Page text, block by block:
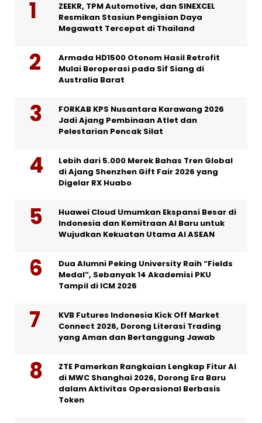
ZEEKR, TPM Automotive, dan SINEXCEL
Resmikan Stasiun Pengisian Daya
Megawatt Tercepat di Thailand
Armada HD1500 Otonom Hasil Retrofit
Mulai Beroperasi pada Sif Siang di
Australia Barat
FORKAB KPS Nusantara Karawang 2026
Jadi Ajang Pembinaan Atlet dan
Pelestarian Pencak Silat
Lebih dari 5.000 Merek Bahas Tren Global
di Ajang Shenzhen Gift Fair 2026 yang
Digelar RX Huabo
Huawei Cloud Umumkan Ekspansi Besar di
Indonesia dan Kemitraan AI Baru untuk
Wujudkan Kekuatan Utama AI ASEAN
Dua Alumni Peking University Raih “Fields
Medal”, Sebanyak 14 Akademisi PKU
Tampil di ICM 2026
KVB Futures Indonesia Kick Off Market
Connect 2026, Dorong Literasi Trading
yang Aman dan Bertanggung Jawab
ZTE Pamerkan Rangkaian Lengkap Fitur AI
di MWC Shanghai 2026, Dorong Era Baru
dalam Aktivitas Operasional Berbasis
Token